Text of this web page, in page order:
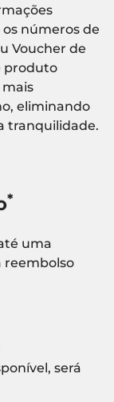
números de
Voucher de
produto
eliminando
tranquilidade.
*
uma
reembolso
será